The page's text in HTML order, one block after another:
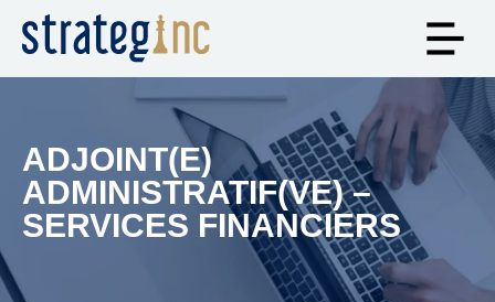
ADJOINT(E)
ADMINISTRATIF(VE) –
SERVICES FINANCIERS